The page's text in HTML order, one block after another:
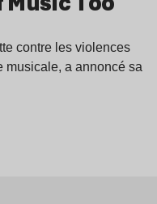
contre les violences
musicale, a annoncé sa